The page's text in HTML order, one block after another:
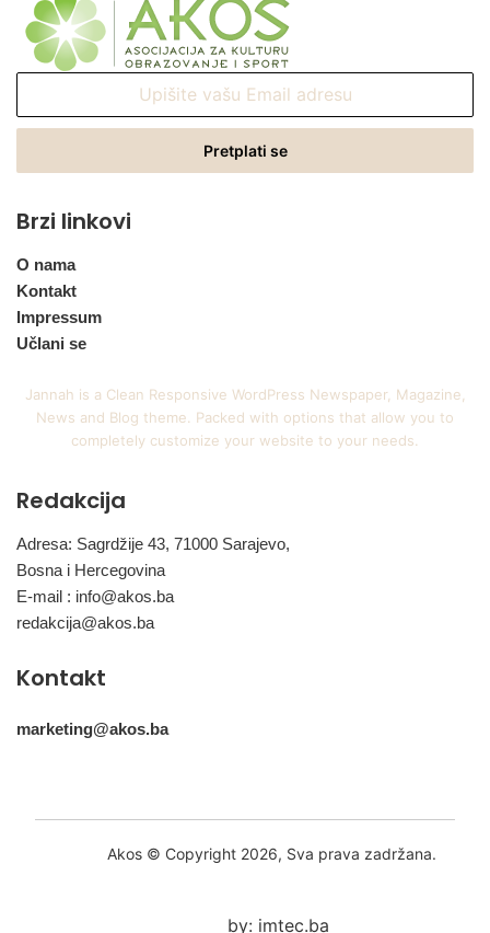
Email
Brzi linkovi
O nama
Kontakt
Impressum
Učlani se
Jannah is a Clean Responsive WordPress Newspaper, Magazine,
News and Blog theme. Packed with options that allow you to
completely customize your website to your needs.
Redakcija
Adresa: Sagrdžije 43, 71000 Sarajevo,
Bosna i Hercegovina
E-mail : info@akos.ba
redakcija@akos.ba
Kontakt
marketing@akos.ba
Akos © Copyright 2026, Sva prava zadržana.
by: imtec.ba